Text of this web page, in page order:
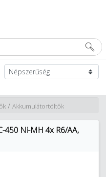
Akkumulátortöltők
/
450 Ni-MH 4x R6/AA,